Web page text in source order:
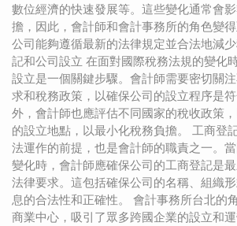
數位經濟的快速發展等。這些變化通常會
擔，因此，會計師和會計事務所的角色變
公司能夠遵循最新的法律規定並合法地減
記和公司設立 在面對國際稅務法規的變化
設立是一個關鍵步驟。會計師需要密切關
求和稅務政策，以確保公司的設立程序是
外，會計師也應評估不同國家的稅收政策
的設立地點，以最小化稅務負擔。 工商登
法運作的前提，也是會計師的職責之一。
變化時，會計師應確保公司的工商登記是
法律要求。這包括確保公司的名稱、組織
息的合法性和正確性。 會計事務所台北的
商業中心，吸引了眾多跨國企業的設立和